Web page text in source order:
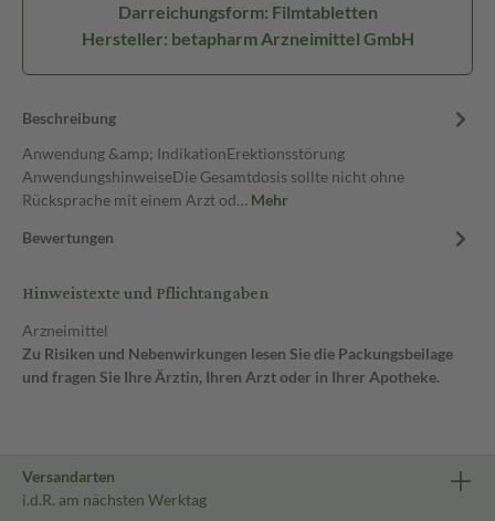
Darreichungsform: Filmtabletten
Hersteller: betapharm Arzneimittel GmbH
Beschreibung
Anwendung &amp; IndikationErektionsstörung
AnwendungshinweiseDie Gesamtdosis sollte nicht ohne
Rücksprache mit einem Arzt od… Mehr
Bewertungen
Hinweistexte und Pflichtangaben
Arzneimittel
Zu Risiken und Nebenwirkungen lesen Sie die Packungsbeilage
und fragen Sie Ihre Ärztin, Ihren Arzt oder in Ihrer Apotheke.
Versandarten
i.d.R. am nächsten Werktag